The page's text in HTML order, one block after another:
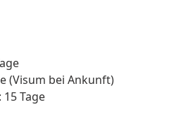
(Visum bei Ankunft)
Tage